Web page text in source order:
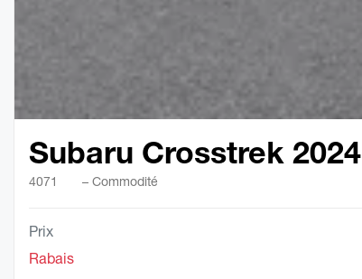
Subaru Crosstrek 2024
4071 – Commodité
Prix
Rabais